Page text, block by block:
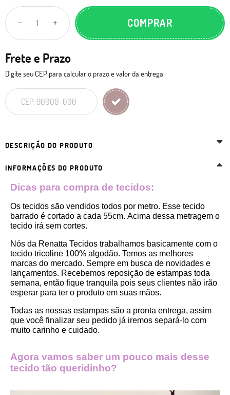
COMPRAR
Frete e Prazo
Digite seu CEP para calcular o prazo e valor da entrega
DESCRIÇÃO DO PRODUTO
INFORMAÇÕES DO PRODUTO
Dicas para compra de tecidos:
Os tecidos são vendidos todos por metro. Esse tecido
barrado é cortado a cada 55cm. Acima dessa metragem o
tecido irá sem cortes.
Nós da Renatta Tecidos trabalhamos basicamente com o
tecido tricoline 100% algodão. Temos as melhores
marcas do mercado. Sempre em busca de novidades e
lançamentos. Recebemos reposição de estampas toda
semana, então fique tranquila pois seus clientes não irão
esperar para ter o produto em suas mãos.
Todas as nossas estampas são a pronta entrega, assim
que você finalizar seu pedido já iremos separá-lo com
muito carinho e cuidado.
Agora vamos saber um pouco mais desse
tecido tão queridinho?